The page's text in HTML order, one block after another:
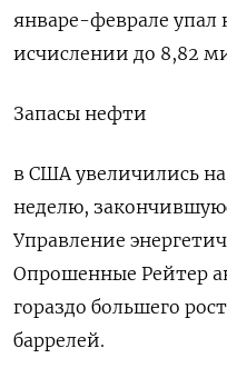
январе-феврале упал
исчислении до 8,82
Запасы нефти
в США увеличились
неделю,
Управление
Опрошенные Рейтер
гораздо большего
баррелей.